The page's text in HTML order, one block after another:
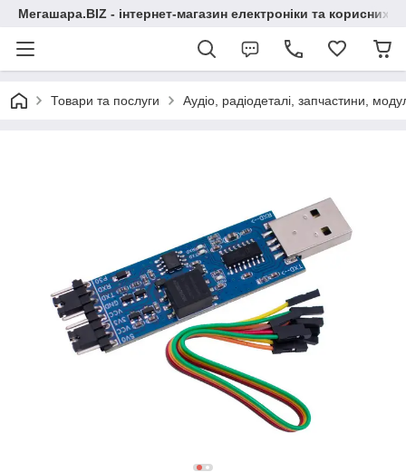
Мегашара.BIZ - інтернет-магазин електроніки та корисних
Товари та послуги Аудіо, радіодеталі, запчастини,